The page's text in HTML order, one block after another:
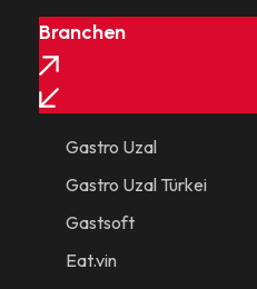
Branchen
Gastro Uzal
Gastro Uzal Türkei
Gastsoft
Eat.vin